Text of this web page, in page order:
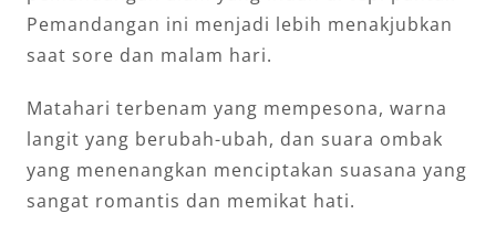
Pemandangan ini menjadi lebih menakjubkan
saat sore dan malam hari.
Matahari terbenam yang mempesona, warna
langit yang berubah-ubah, dan suara ombak
yang menenangkan menciptakan suasana yang
sangat romantis dan memikat hati.